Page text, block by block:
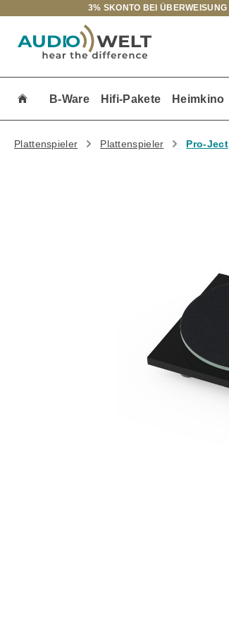
Hauptinhalt springen
Zur Suche springen
Zur Hauptnavigation springen
3% SKONTO BEI ÜBERWEISUNG
B-Ware Hifi-Pakete Heimkino
Plattenspieler Plattenspieler Pro-Ject